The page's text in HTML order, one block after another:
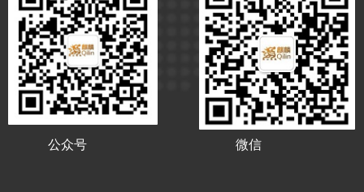
公众号 微信